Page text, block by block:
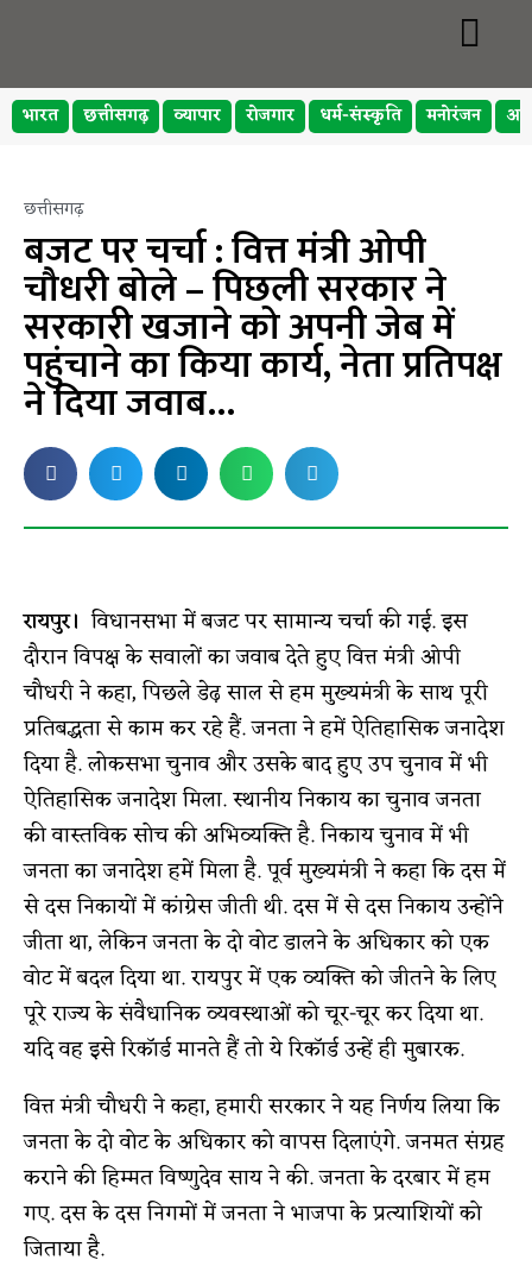
भारत छत्तीसगढ़ व्यापार रोजगार धर्म-संस्कृति मनोरंजन
छत्तीसगढ़
बजट पर चर्चा : वित्त मंत्री ओपी
चौधरी बोले – पिछली सरकार ने
सरकारी खजाने को अपनी जेब में
पहुंचाने का किया कार्य, नेता प्रतिपक्ष
ने दिया जवाब…
रायपुर। विधानसभा में बजट पर सामान्य चर्चा की गई. इस
दौरान विपक्ष के सवालों का जवाब देते हुए वित्त मंत्री ओपी
चौधरी ने कहा, पिछले डेढ़ साल से हम मुख्यमंत्री के साथ पूरी
प्रतिबद्धता से काम कर रहे हैं. जनता ने हमें ऐतिहासिक जनादेश
दिया है. लोकसभा चुनाव और उसके बाद हुए उप चुनाव में भी
ऐतिहासिक जनादेश मिला. स्थानीय निकाय का चुनाव जनता
की वास्तविक सोच की अभिव्यक्ति है. निकाय चुनाव में भी
जनता का जनादेश हमें मिला है. पूर्व मुख्यमंत्री ने कहा कि दस में
से दस निकायों में कांग्रेस जीती थी. दस में से दस निकाय उन्होंने
जीता था, लेकिन जनता के दो वोट डालने के अधिकार को एक
वोट में बदल दिया था. रायपुर में एक व्यक्ति को जीतने के लिए
पूरे राज्य के संवैधानिक व्यवस्थाओं को चूर-चूर कर दिया था.
यदि वह इसे रिकॉर्ड मानते हैं तो ये रिकॉर्ड उन्हें ही मुबारक.
वित्त मंत्री चौधरी ने कहा, हमारी सरकार ने यह निर्णय लिया कि
जनता के दो वोट के अधिकार को वापस दिलाएंगे. जनमत संग्रह
कराने की हिम्मत विष्णुदेव साय ने की. जनता के दरबार में हम
गए. दस के दस निगमों में जनता ने भाजपा के प्रत्याशियों को
जिताया है.